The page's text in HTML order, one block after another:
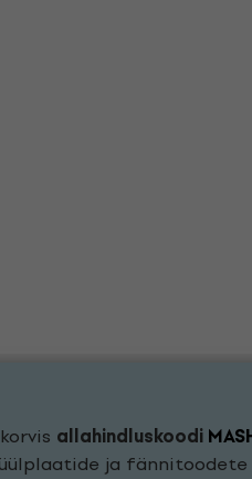
allahindluskoodi
ja